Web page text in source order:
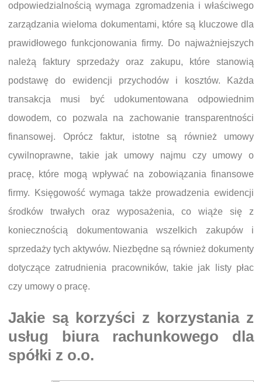
odpowiedzialnością wymaga zgromadzenia i właściwego
zarządzania wieloma dokumentami, które są kluczowe dla
prawidłowego funkcjonowania firmy. Do najważniejszych
należą faktury sprzedaży oraz zakupu, które stanowią
podstawę do ewidencji przychodów i kosztów. Każda
transakcja musi być udokumentowana odpowiednim
dowodem, co pozwala na zachowanie transparentności
finansowej. Oprócz faktur, istotne są również umowy
cywilnoprawne, takie jak umowy najmu czy umowy o
pracę, które mogą wpływać na zobowiązania finansowe
firmy. Księgowość wymaga także prowadzenia ewidencji
środków trwałych oraz wyposażenia, co wiąże się z
koniecznością dokumentowania wszelkich zakupów i
sprzedaży tych aktywów. Niezbędne są również dokumenty
dotyczące zatrudnienia pracowników, takie jak listy płac
czy umowy o pracę.
Jakie są korzyści z korzystania z
usług biura rachunkowego dla
spółki z o.o.